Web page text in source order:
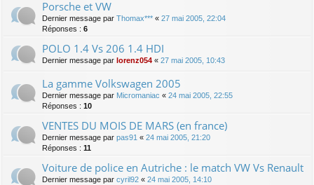
Porsche et VW
Dernier message par Thomax*** « 27 mai 2005, 22:04
Réponses : 6
POLO 1.4 Vs 206 1.4 HDI
Dernier message par lorenz054 « 27 mai 2005, 10:43
La gamme Volkswagen 2005
Dernier message par Micromaniac « 24 mai 2005, 22:55
Réponses : 10
VENTES DU MOIS DE MARS (en france)
Dernier message par pas91 « 24 mai 2005, 21:20
Réponses : 11
Voiture de police en Autriche : le match VW Vs Renault
Dernier message par cyril92 « 24 mai 2005, 14:10